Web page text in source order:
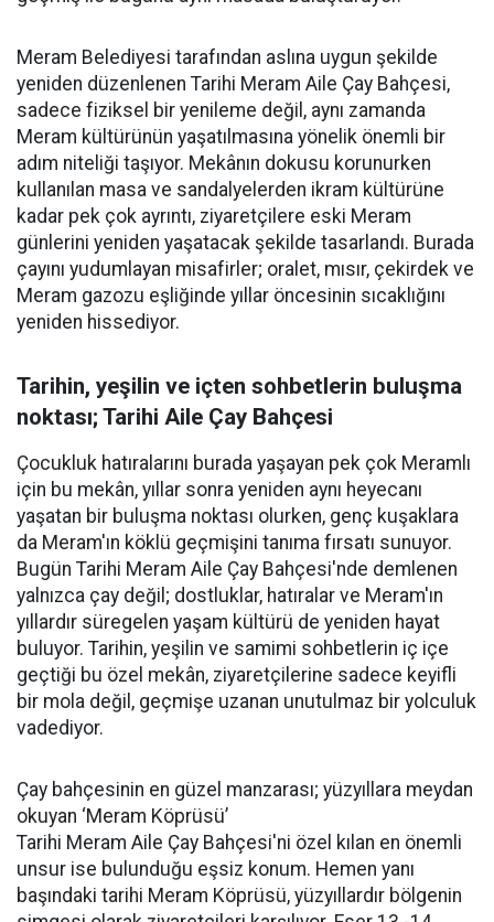
Meram Belediyesi tarafından aslına uygun şekilde
yeniden düzenlenen Tarihi Meram Aile Çay Bahçesi,
sadece fiziksel bir yenileme değil, aynı zamanda
Meram kültürünün yaşatılmasına yönelik önemli bir
adım niteliği taşıyor. Mekânın dokusu korunurken
kullanılan masa ve sandalyelerden ikram kültürüne
kadar pek çok ayrıntı, ziyaretçilere eski Meram
günlerini yeniden yaşatacak şekilde tasarlandı. Burada
çayını yudumlayan misafirler; oralet, mısır, çekirdek ve
Meram gazozu eşliğinde yıllar öncesinin sıcaklığını
yeniden hissediyor.
Tarihin, yeşilin ve içten sohbetlerin buluşma
noktası; Tarihi Aile Çay Bahçesi
Çocukluk hatıralarını burada yaşayan pek çok Meramlı
için bu mekân, yıllar sonra yeniden aynı heyecanı
yaşatan bir buluşma noktası olurken, genç kuşaklara
da Meram'ın köklü geçmişini tanıma fırsatı sunuyor.
Bugün Tarihi Meram Aile Çay Bahçesi'nde demlenen
yalnızca çay değil; dostluklar, hatıralar ve Meram'ın
yıllardır süregelen yaşam kültürü de yeniden hayat
buluyor. Tarihin, yeşilin ve samimi sohbetlerin iç içe
geçtiği bu özel mekân, ziyaretçilerine sadece keyifli
bir mola değil, geçmişe uzanan unutulmaz bir yolculuk
vadediyor.
Çay bahçesinin en güzel manzarası; yüzyıllara meydan
okuyan ‘Meram Köprüsü’
Tarihi Meram Aile Çay Bahçesi'ni özel kılan en önemli
unsur ise bulunduğu eşsiz konum. Hemen yanı
başındaki tarihi Meram Köprüsü, yüzyıllardır bölgenin